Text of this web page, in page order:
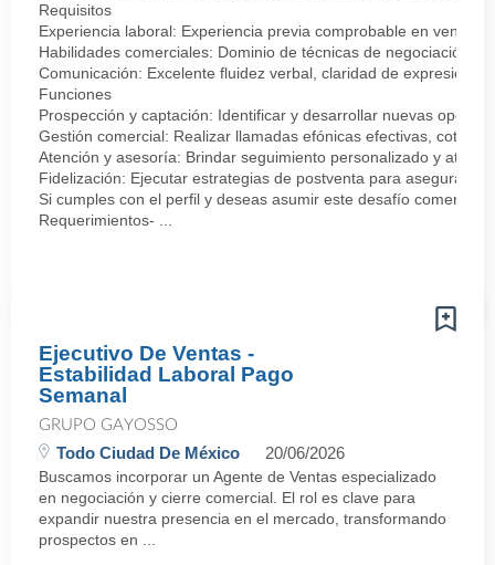
Requisitos
Experiencia laboral: Experiencia previa comprobable en
Habilidades comerciales: Dominio de técnicas de negociación,
Comunicación: Excelente fluidez verbal, claridad de expresión
Funciones
Prospección y captación: Identificar y desarrollar nuevas
Gestión comercial: Realizar llamadas efónicas efectivas,
Atención y asesoría: Brindar seguimiento personalizado y
Fidelización: Ejecutar estrategias de postventa para asegurar la
Si cumples con el perfil y deseas asumir este desafío
Requerimientos- ...
Ejecutivo De Ventas -
Estabilidad Laboral Pago
Semanal
GRUPO GAYOSSO
Todo Ciudad De México 20/06/2026
Buscamos incorporar un Agente de Ventas especializado
en negociación y cierre comercial. El rol es clave para
expandir nuestra presencia en el mercado, transformando
prospectos en ...